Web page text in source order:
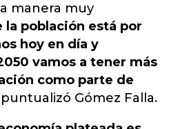
manera muy
la población está por
hoy en día y
vamos a tener más
como parte de
puntualizó Gómez Falla.